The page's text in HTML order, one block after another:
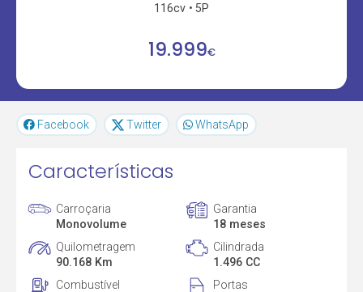
116cv
5P
19.999€
Facebook Twitter WhatsApp
Características
Carroçaria
Monovolume
Garantia
18 meses
Quilometragem
90.168 Km
Cilindrada
1.496 CC
Combustível
Portas